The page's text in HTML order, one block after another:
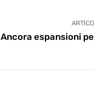
Ancora espansioni